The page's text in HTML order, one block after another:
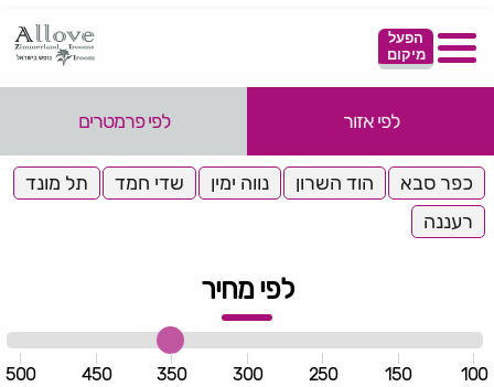
הפעל
מיקום
לפי אזור לפי פרמטרים
כפר סבא הוד השרון נווה ימין שדי חמד
תל מונד
רעננה
לפי מחיר
100
150
250
300
350
450
500